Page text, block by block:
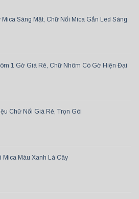
Mica Sáng Mặt, Chữ Nổi Mica Gắn Led Sáng
1 Gờ Giá Rẻ, Chữ Nhôm Có Gờ Hiện Đại
Chữ Nổi Giá Rẻ, Trọn Gói
Mica Màu Xanh Lá Cây